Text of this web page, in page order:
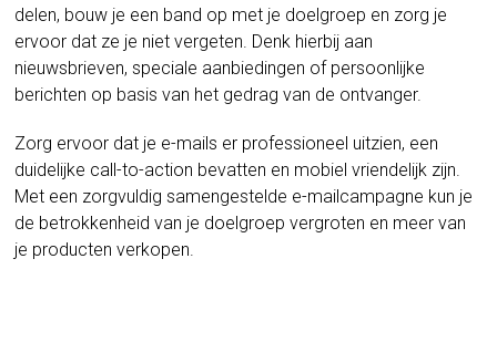
delen, bouw je een band op met je doelgroep en zorg je
ervoor dat ze je niet vergeten. Denk hierbij aan
nieuwsbrieven, speciale aanbiedingen of persoonlijke
berichten op basis van het gedrag van de ontvanger.
Zorg ervoor dat je e-mails er professioneel uitzien, een
duidelijke call-to-action bevatten en mobiel vriendelijk zijn.
Met een zorgvuldig samengestelde e-mailcampagne kun je
de betrokkenheid van je doelgroep vergroten en meer van
je producten verkopen.